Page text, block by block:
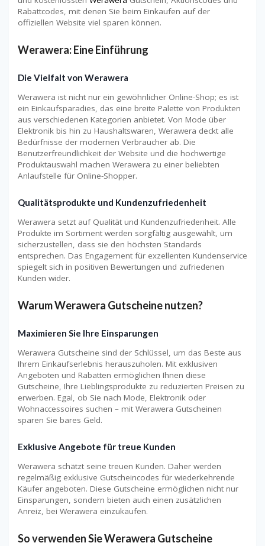
Rabattcodes, mit denen Sie beim Einkaufen auf der
offiziellen Website viel sparen können.
Werawera: Eine Einführung
Die Vielfalt von Werawera
Werawera ist nicht nur ein gewöhnlicher Online-Shop; es ist
ein Einkaufsparadies, das eine breite Palette von Produkten
aus verschiedenen Kategorien anbietet. Von Mode über
Elektronik bis hin zu Haushaltswaren, Werawera deckt alle
Bedürfnisse der modernen Verbraucher ab. Die
Benutzerfreundlichkeit der Website und die hochwertige
Produktauswahl machen Werawera zu einer beliebten
Anlaufstelle für Online-Shopper.
Qualitätsprodukte und Kundenzufriedenheit
Werawera setzt auf Qualität und Kundenzufriedenheit. Alle
Produkte im Sortiment werden sorgfältig ausgewählt, um
sicherzustellen, dass sie den höchsten Standards
entsprechen. Das Engagement für exzellenten Kundenservice
spiegelt sich in positiven Bewertungen und zufriedenen
Kunden wider.
Warum Werawera Gutscheine nutzen?
Maximieren Sie Ihre Einsparungen
Werawera Gutscheine sind der Schlüssel, um das Beste aus
Ihrem Einkaufserlebnis herauszuholen. Mit exklusiven
Angeboten und Rabatten ermöglichen Ihnen diese
Gutscheine, Ihre Lieblingsprodukte zu reduzierten Preisen zu
erwerben. Egal, ob Sie nach Mode, Elektronik oder
Wohnaccessoires suchen – mit Werawera Gutscheinen
sparen Sie bares Geld.
Exklusive Angebote für treue Kunden
Werawera schätzt seine treuen Kunden. Daher werden
regelmäßig exklusive Gutscheincodes für wiederkehrende
Käufer angeboten. Diese Gutscheine ermöglichen nicht nur
Einsparungen, sondern bieten auch einen zusätzlichen
Anreiz, bei Werawera einzukaufen.
So verwenden Sie Werawera Gutscheine